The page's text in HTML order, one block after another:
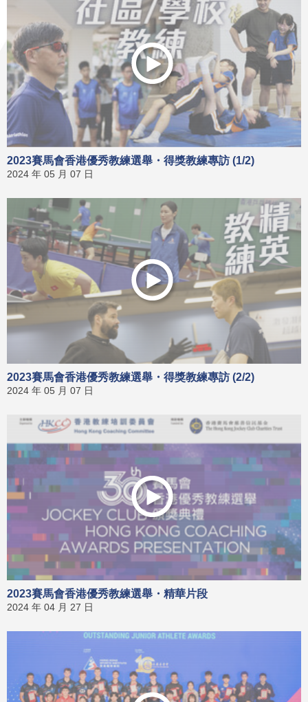
2023賽馬會香港優秀教練選舉・得獎教練專訪 (1/2)
2024 年 05 月 07 日
2023賽馬會香港優秀教練選舉・得獎教練專訪 (2/2)
2024 年 05 月 07 日
2023賽馬會香港優秀教練選舉・精華片段
2024 年 04 月 27 日